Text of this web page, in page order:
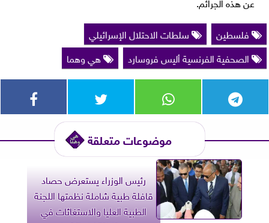
فلسطين
سلطات الاحتلال الإسرائيلي
الصحفية الفرنسية أليس فروسارد
هي وهما
موضوعات متعلقة
رئيس الوزراء يستعرض حصاد
قافلة طبية شاملة نظمتها اللجنة
الطبية العليا والاستغاثات في